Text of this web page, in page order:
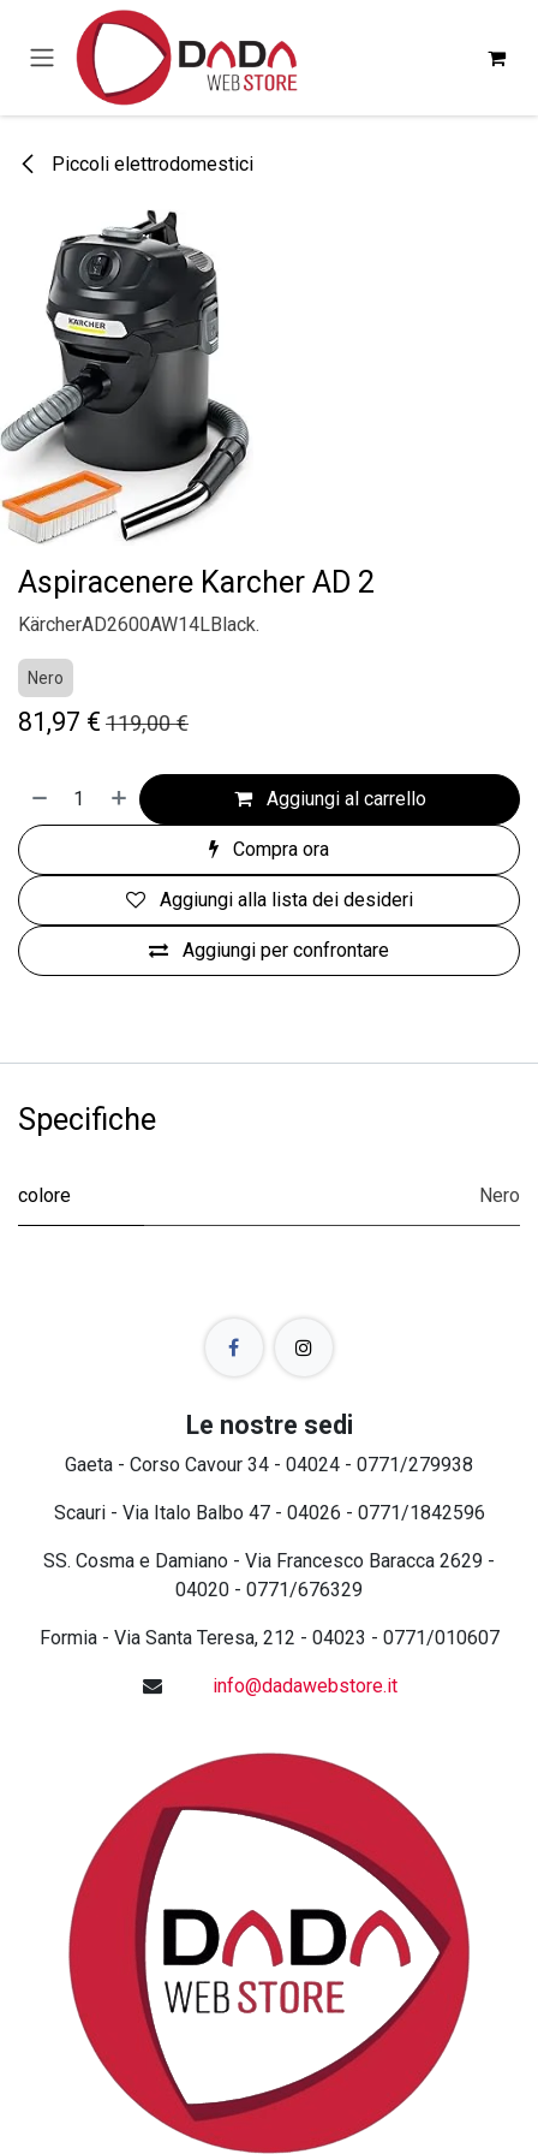
Passa al contenuto
Piccoli elettrodomestici
Aspiracenere Karcher AD 2
KärcherAD2600AW14LBlack.
Nero
81,97 € 119,00€
Aggiungi al carrello
Compra ora
Aggiungi per confrontare
Aggiungi alla lista dei desideri
Specifiche
colore Nero
Le nostre sedi
Gaeta - Corso Cavour 34 - 04024 - 0771/279938
Scauri - Via Italo Balbo 47 - 04026 - 0771/1842596
SS. Cosma e Damiano - Via Francesco Baracca 2629 -
04020 - 0771/676329
Formia - Via Santa Teresa, 212 - 04023 - 0771/010607
info@dadawebstore.it